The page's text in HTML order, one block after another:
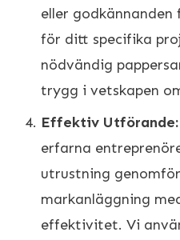
eller godkännanden
för ditt specifika
nödvändig
trygg i vetskapen
Effektiv Utförande:
erfarna
utrustning
markanläggning
effektivitet. Vi